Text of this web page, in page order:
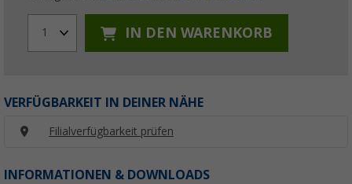
1 IN DEN WARENKORB
VERFÜGBARKEIT IN DEINER NÄHE
Filialverfügbarkeit prüfen
INFORMATIONEN & DOWNLOADS